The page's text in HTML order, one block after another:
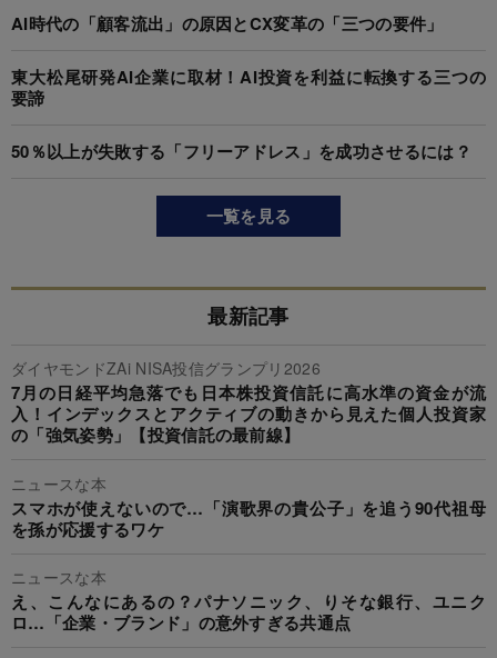
AI時代の「顧客流出」の原因とCX変革の「三つの要件」
東大松尾研発AI企業に取材！AI投資を利益に転換する三つの
要諦
50％以上が失敗する「フリーアドレス」を成功させるには？
一覧を見る
最新記事
ダイヤモンドZAi NISA投信グランプリ2026
7月の日経平均急落でも日本株投資信託に高水準の資金が流
入！インデックスとアクティブの動きから見えた個人投資家
の「強気姿勢」【投資信託の最前線】
ニュースな本
スマホが使えないので…「演歌界の貴公子」を追う90代祖母
を孫が応援するワケ
ニュースな本
え、こんなにあるの？パナソニック、りそな銀行、ユニク
ロ…「企業・ブランド」の意外すぎる共通点